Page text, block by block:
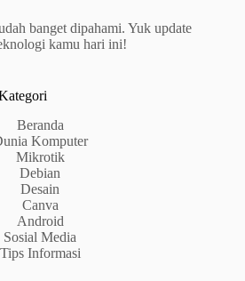
banget dipahami. Yuk update
kamu hari ini!
Beranda
Komputer
Mikrotik
Debian
Desain
Canva
Android
Sosial Media
Tips Informasi